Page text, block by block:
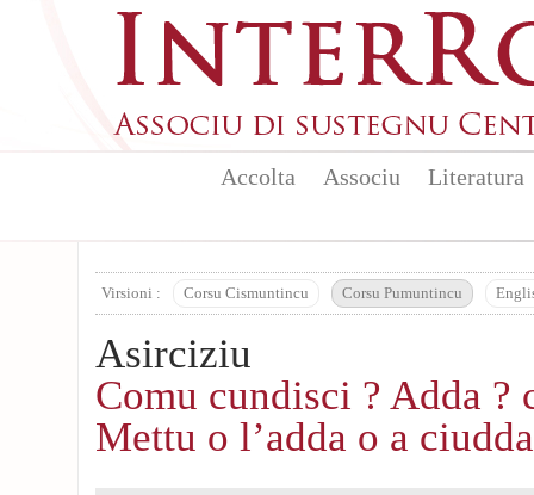
Accolta Associu Literatura
Virsioni : Corsu Cismuntincu Corsu Pumuntincu
Asirciziu
Comu cundisci ? Adda ?
Mettu o l’adda o a